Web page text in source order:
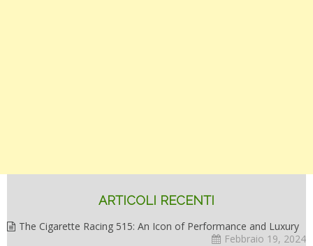
ARTICOLI RECENTI
The Cigarette Racing 515: An Icon of Performance and Luxury
Febbraio 19, 2024